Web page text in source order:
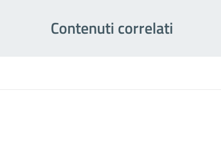
Contenuti correlati